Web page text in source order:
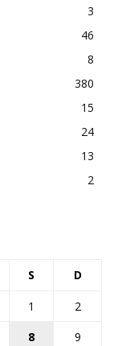
3
46
8
380
15
24
13
2
S D
1
2
8
9